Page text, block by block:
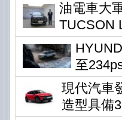
油電車大
TUCSON
至
現代汽車
造型具備